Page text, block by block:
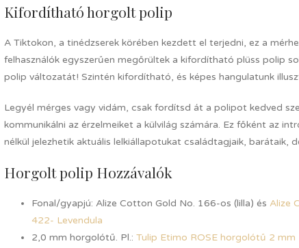
Kifordítható horgolt polip
A Tiktokon, a tinédzserek körében kezdett el terjedni, ez a
felhasználók egyszerűen megőrültek a kifordítható plüss polip
polip változatát! Szintén kifordítható, és képes hangulatunk
Legyél mérges vagy vidám, csak fordítsd át a polipot kedved
kommunikálni az érzelmeiket a külvilág számára. Ez főként az
nélkül jelezhetik aktuális lelkiállapotukat családtagjaik, barátaik,
Horgolt polip Hozzávalók
Fonal/gyapjú: Alize Cotton Gold No. 166-os (lilla) és Alize
422- Levendula
2,0 mm horgolótű. Pl.: Tulip Etimo ROSE horgolótű 2 mm